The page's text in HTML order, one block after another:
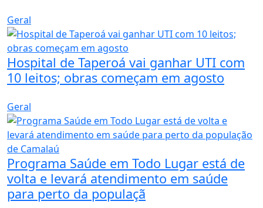
Geral
Hospital de Taperoá vai ganhar UTI com
10 leitos; obras começam em agosto
Geral
Programa Saúde em Todo Lugar está de
volta e levará atendimento em saúde
para perto da populaçã